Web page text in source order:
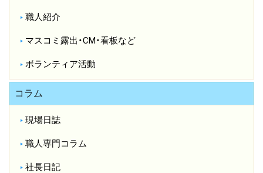
職人紹介
マスコミ露出・CM・看板など
ボランティア活動
コラム
現場日誌
職人専門コラム
社長日記